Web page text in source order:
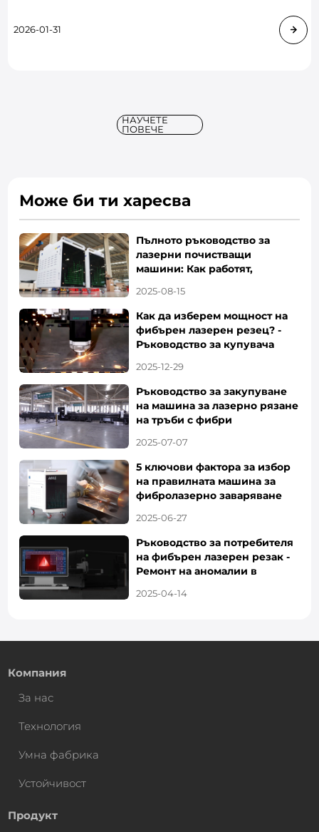
дългосрочната експлоа
2026-01-31
НАУЧЕТЕ
ПОВЕЧЕ
Може би ти харесва
Пълното ръководство за
лазерни почистващи
машини: Как работят,
2025-08-15
Как да изберем мощност на
фибърен лазерен резец? -
Ръководство за купувача
2025-12-29
Ръководство за закупуване
на машина за лазерно рязане
на тръби с фибри
2025-07-07
5 ключови фактора за избор
на правилната машина за
фибролазерно заваряване
2025-06-27
Ръководство за потребителя
на фибърен лазерен резак -
Ремонт на аномалии в
2025-04-14
Компания
За нас
Технология
Умна фабрика
Устойчивост
Продукт